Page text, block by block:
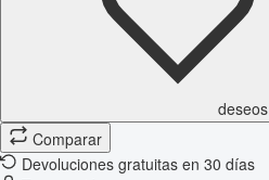
deseos
Comparar
Devoluciones gratuitas en 30 días